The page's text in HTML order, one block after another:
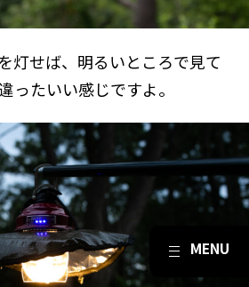
灯せば、明るいところで見て
ったいい感じですよ。